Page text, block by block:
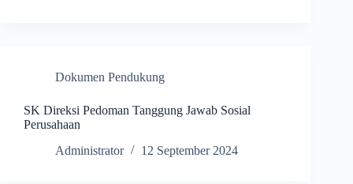
Dokumen Pendukung
SK Direksi Pedoman Tanggung Jawab Sosial
Perusahaan
Administrator
12 September 2024